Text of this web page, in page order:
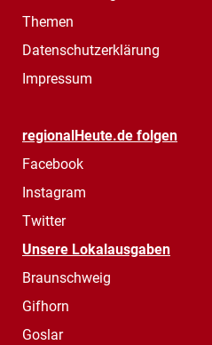
Themen
Datenschutzerklärung
Impressum
regionalHeute.de folgen
Facebook
Instagram
Twitter
Unsere Lokalausgaben
Braunschweig
Gifhorn
Goslar